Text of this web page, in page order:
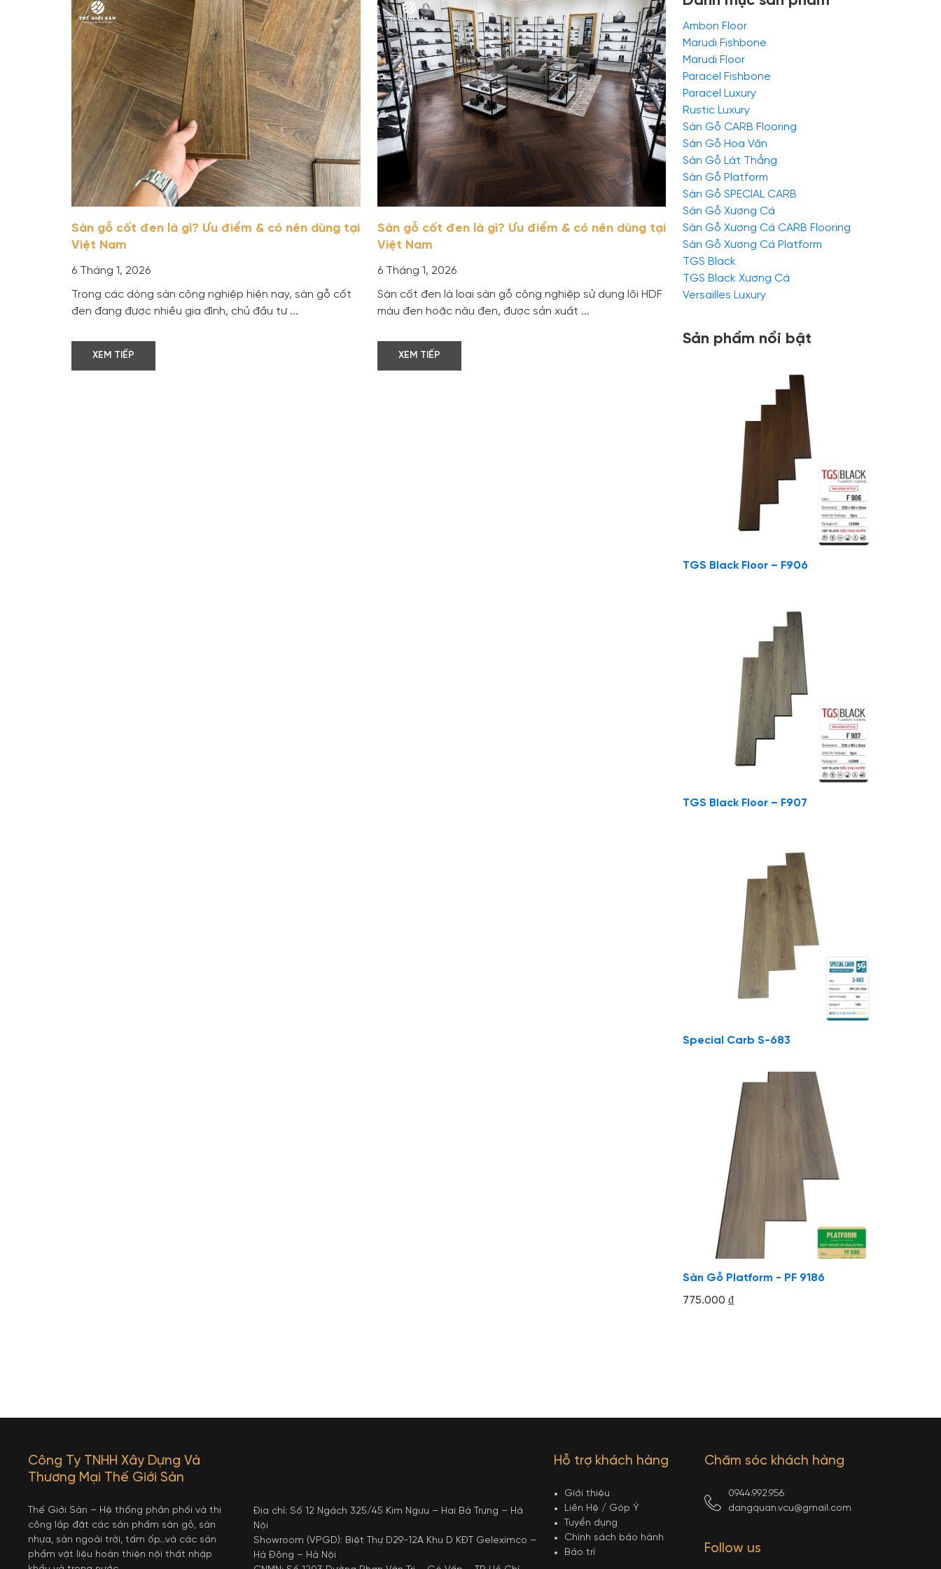
Sàn gỗ cốt đen là gì? Ưu điểm & có nên dùng tại
Việt Nam
6 Tháng 1, 2026
Trong các dòng sàn công nghiệp hiện nay, sàn gỗ cốt
đen đang được nhiều gia đình, chủ đầu tư ...
XEM TIẾP
Sàn gỗ cốt đen là gì? Ưu điểm & có nên dùng tại
Việt Nam
6 Tháng 1, 2026
Sàn cốt đen là loại sàn gỗ công nghiệp sử dụng lõi HDF
màu đen hoặc nâu đen, được sản xuất ...
XEM TIẾP
Ambon Floor
Marudi Fishbone
Marudi Floor
Paracel Fishbone
Paracel Luxury
Rustic Luxury
Sàn Gỗ CARB Flooring
Sàn Gỗ Hoa Văn
Sàn Gỗ Lát Thẳng
Sàn Gỗ Platform
Sàn Gỗ SPECIAL CARB
Sàn Gỗ Xương Cá
Sàn Gỗ Xương Cá CARB Flooring
Sàn Gỗ Xương Cá Platform
TGS Black
TGS Black Xương Cá
Versailles Luxury
Sản phẩm nổi bật
TGS Black Floor – F906
TGS Black Floor – F907
Special Carb S-683
Sàn Gỗ Platform - PF 9186
775.000 ₫
Công Ty TNHH Xây Dựng Và
Thương Mại Thế Giới Sàn
Thế Giới Sàn – Hệ thống phân phối và thi
công lắp đặt các sản phẩm sàn gỗ, sàn
nhựa, sàn ngoài trời, tấm ốp…và các sản
phẩm vật liệu hoàn thiện nội thất nhập
Địa chỉ: Số 12 Ngách 325/45 Kim Ngưu – Hai Bà Trưng – Hà
Nội
Showroom (VPGD): Biệt Thự D29-12A Khu D KĐT Geleximco –
Hà Đông – Hà Nội
Hỗ trợ khách hàng
Giới thiệu
Liên Hệ / Góp Ý
Tuyển dụng
Chính sách bảo hành
Bảo trì
Chăm sóc khách hàng
0944.992.956
dangquan.vcu@gmail.com
Follow us